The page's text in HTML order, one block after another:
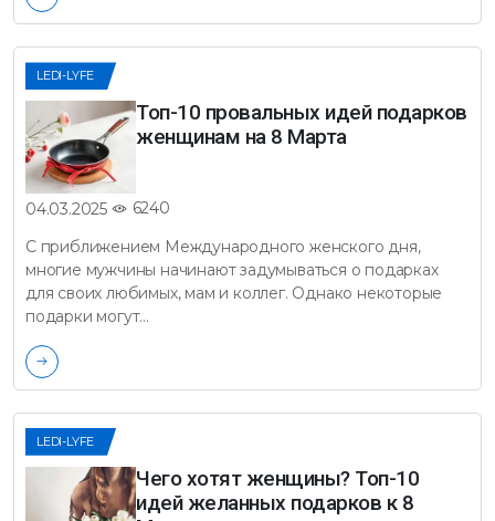
LEDI-LYFE
Топ-10 провальных идей подарков
женщинам на 8 Марта
04.03.2025
6240
С приближением Международного женского дня,
многие мужчины начинают задумываться о подарках
для своих любимых, мам и коллег. Однако некоторые
подарки могут…
LEDI-LYFE
Чего хотят женщины? Топ-10
идей желанных подарков к 8